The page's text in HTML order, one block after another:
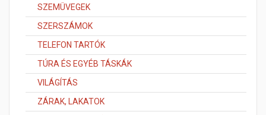
SZEMÜVEGEK
SZERSZÁMOK
TELEFON TARTÓK
TÚRA ÉS EGYÉB TÁSKÁK
VILÁGÍTÁS
ZÁRAK, LAKATOK